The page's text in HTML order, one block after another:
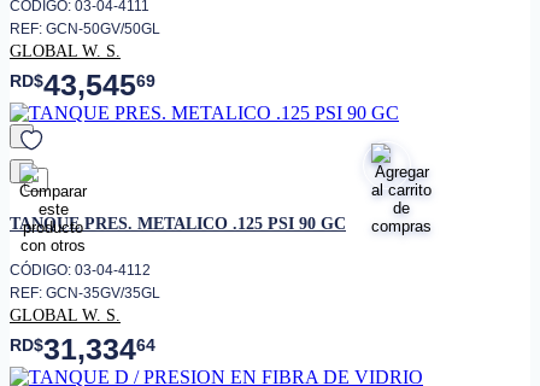
CÓDIGO: 03-04-4111
REF: GCN-50GV/50GL
GLOBAL W. S.
RD$43,54569
favorito
TANQUE PRES. METALICO .125 PSI 90 GC
CÓDIGO: 03-04-4112
REF: GCN-35GV/35GL
GLOBAL W. S.
RD$31,33464